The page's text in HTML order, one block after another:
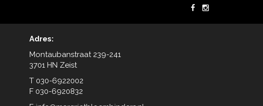
Adres:
Montaubanstraat 239-241
3701 HN Zeist
T 030-6922002
F 030-6920832